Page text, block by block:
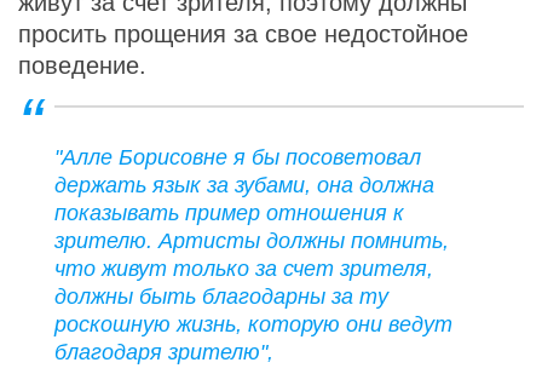
просить прощения за свое недостойное
поведение.
"Алле Борисовне я бы посоветовал
держать язык за зубами, она должна
показывать пример отношения к
зрителю. Артисты должны помнить,
что живут только за счет зрителя,
должны быть благодарны за ту
роскошную жизнь, которую они ведут
благодаря зрителю",